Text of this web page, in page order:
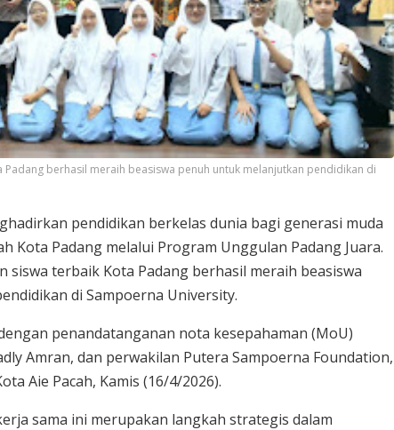
Padang berhasil meraih beasiswa penuh untuk melanjutkan pendidikan di
pendidikan berkelas dunia bagi generasi muda
Kota Padang melalui Program Unggulan Padang Juara.
siswa terbaik Kota Padang berhasil meraih beasiswa
di Sampoerna University.
penandatanganan nota kesepahaman (MoU)
Amran, dan perwakilan Putera Sampoerna Foundation,
Aie Pacah, Kamis (16/4/2026).
sama ini merupakan langkah strategis dalam